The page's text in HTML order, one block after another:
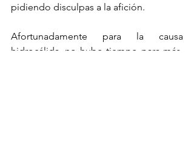
pidiendo disculpas a la afición.
Afortunadamente para la causa
hidrocálida, no hubo tiempo para más,